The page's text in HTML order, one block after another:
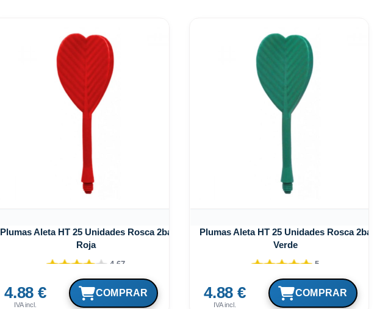
Plumas Aleta HT 25 Unidades Rosca 2ba
Roja
4.67
4.88 €
IVA incl.
Plumas Aleta HT 25 Unidades Rosca 2ba
Verde
5
4.88 €
IVA incl.